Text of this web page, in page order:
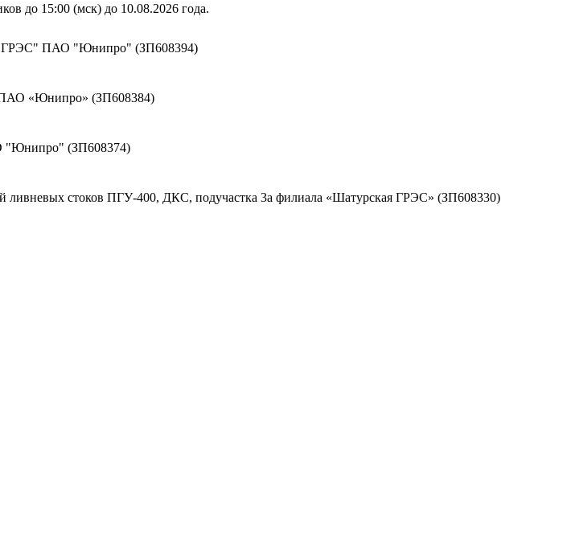
до 15:00 (мск) до 10.08.2026 года.
ГРЭС" ПАО "Юнипро" (ЗП608394)
ПАО «Юнипро» (ЗП608384)
"Юнипро" (ЗП608374)
ливневых стоков ПГУ-400, ДКС, подучастка 3а филиала «Шатурская ГРЭС» (ЗП608330)